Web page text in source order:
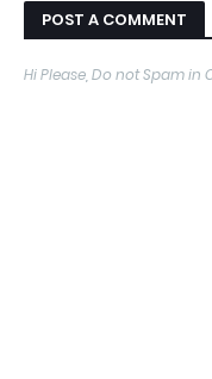
POST A COMMENT
Hi Please, Do not Spam in